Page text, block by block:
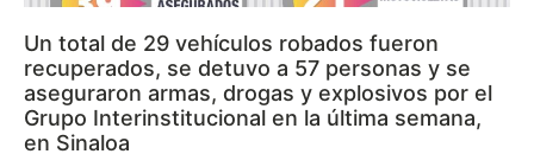
Un total de 29 vehículos robados fueron
recuperados, se detuvo a 57 personas y se
aseguraron armas, drogas y explosivos por el
Grupo Interinstitucional en la última semana,
en Sinaloa